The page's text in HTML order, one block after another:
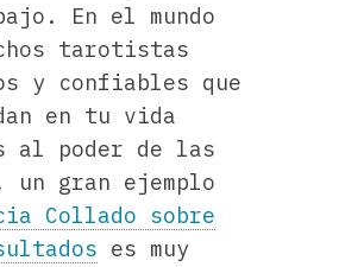
En el mundo
tarotistas
y confiables que
en tu vida
al poder de las
un gran ejemplo
Collado sobre
es muy